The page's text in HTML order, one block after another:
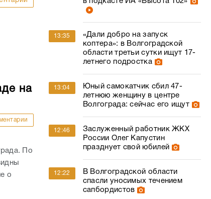
на
По
о
13:35
«Дали добро на запуск
коптера»: в Волгоградской
области третьи сутки ищут 17-
летнего подростка
13:04
Юный самокатчик сбил 47-
летнюю женщину в центре
Волгограда: сейчас его ищут
12:46
Заслуженный работник ЖКХ
России Олег Капустин
празднует свой юбилей
12:22
В Волгоградской области
спасли уносимых течением
сапбордистов